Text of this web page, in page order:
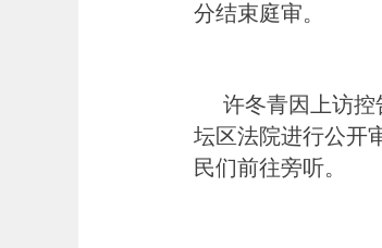
分结束庭审。
许冬青因上访
坛区法院进行公开
民们前往旁听。